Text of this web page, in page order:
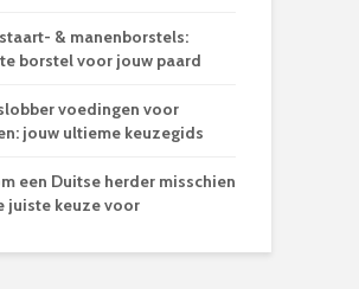
& manenborstels:
borstel voor jouw paard
voedingen voor
jouw ultieme keuzegids
een Duitse herder misschien
juiste keuze voor